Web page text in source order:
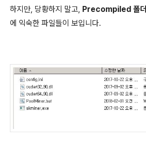
하지만, 당황하지 말고, Precompiled 폴더
에 익숙한 파일들이 보입니다.